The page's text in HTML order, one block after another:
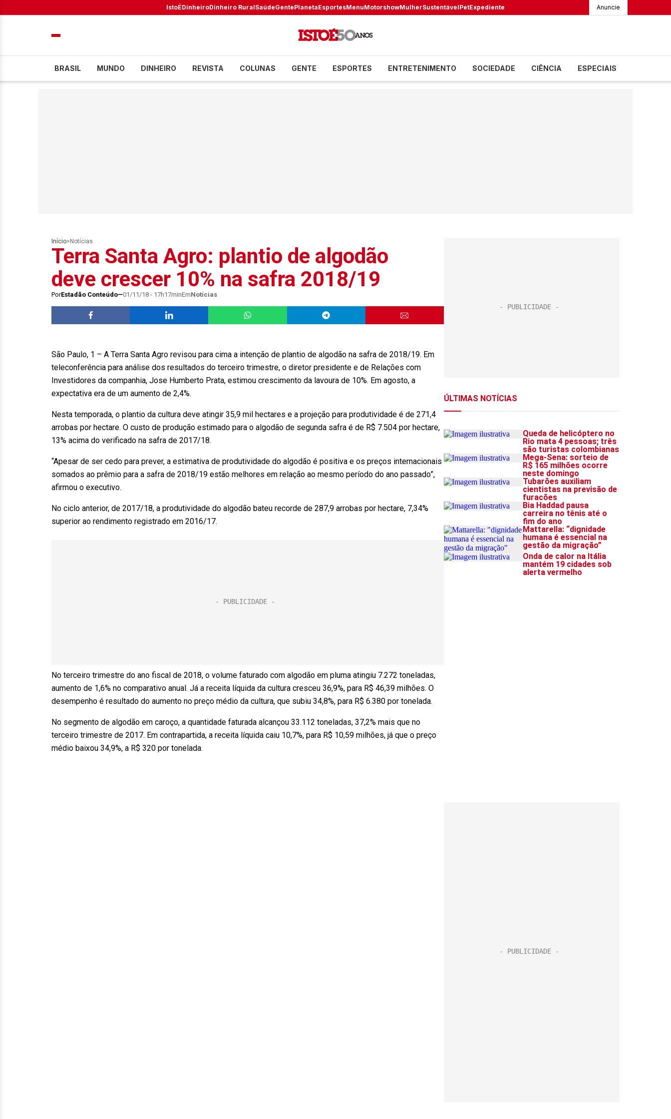
IstoÉDinheiroDinheiro RuralSaúdeGentePlanetaEsportesMenuMotorshowMulherSustentávelPetExpediente Anuncie
BRASIL MUNDO DINHEIRO REVISTA COLUNAS GENTE ESPORTES ENTRETENIMENTO SOCIEDADE CIÊNCIA ESPECIAIS
Início> Notícias
Terra Santa Agro: plantio de algodão
deve crescer 10% na safra 2018/19
PorEstadão Conteúdo 01/11/18 - 17h17minEmNotícias
São Paulo, 1 – A Terra Santa Agro revisou para cima a intenção de plantio de algodão na safra de 2018/19. Em
teleconferência para análise dos resultados do terceiro trimestre, o diretor presidente e de Relações com
Investidores da companhia, Jose Humberto Prata, estimou crescimento da lavoura de 10%. Em agosto, a
expectativa era de um aumento de 2,4%.
Nesta temporada, o plantio da cultura deve atingir 35,9 mil hectares e a projeção para produtividade é de 271,4
arrobas por hectare. O custo de produção estimado para o algodão de segunda safra é de R$ 7.504 por hectare,
13% acima do verificado na safra de 2017/18.
“Apesar de ser cedo para prever, a estimativa de produtividade do algodão é positiva e os preços internacionais
somados ao prêmio para a safra de 2018/19 estão melhores em relação ao mesmo período do ano passado”,
afirmou o executivo.
No ciclo anterior, de 2017/18, a produtividade do algodão bateu recorde de 287,9 arrobas por hectare, 7,34%
superior ao rendimento registrado em 2016/17.
No terceiro trimestre do ano fiscal de 2018, o volume faturado com algodão em pluma atingiu 7.272 toneladas,
aumento de 1,6% no comparativo anual. Já a receita líquida da cultura cresceu 36,9%, para R$ 46,39 milhões. O
desempenho é resultado do aumento no preço médio da cultura, que subiu 34,8%, para R$ 6.380 por tonelada.
No segmento de algodão em caroço, a quantidade faturada alcançou 33.112 toneladas, 37,2% mais que no
terceiro trimestre de 2017. Em contrapartida, a receita líquida caiu 10,7%, para R$ 10,59 milhões, já que o preço
médio baixou 34,9%, a R$ 320 por tonelada.